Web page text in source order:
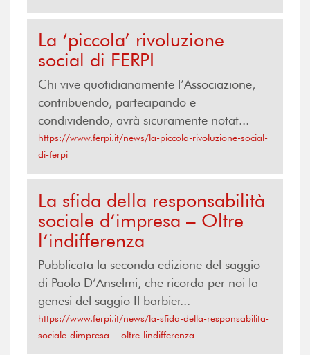
La ‘piccola’ rivoluzione
social di FERPI
Chi vive quotidianamente l’Associazione,
contribuendo, partecipando e
condividendo, avrà sicuramente notat...
https://www.ferpi.it/news/la-piccola-rivoluzione-social-
di-ferpi
La sfida della responsabilità
sociale d’impresa – Oltre
l’indifferenza
Pubblicata la seconda edizione del saggio
di Paolo D’Anselmi, che ricorda per noi la
genesi del saggio Il barbier...
https://www.ferpi.it/news/la-sfida-della-responsabilita-
sociale-dimpresa-–-oltre-lindifferenza